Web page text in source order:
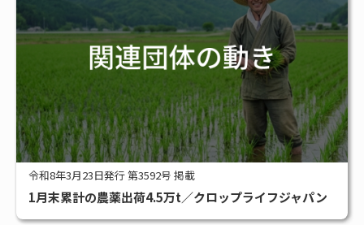
令和8年3月23日発行 第3592号 掲載
1月末累計の農薬出荷4.5万t／クロップライフジャパン